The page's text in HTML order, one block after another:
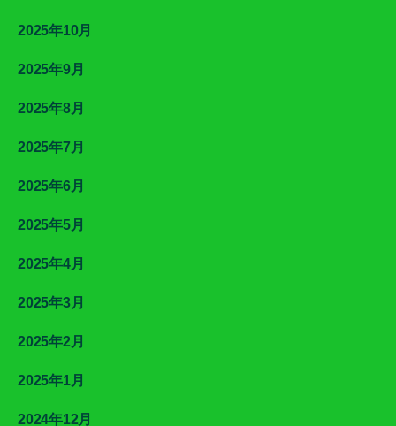
2025年10月
2025年9月
2025年8月
2025年7月
2025年6月
2025年5月
2025年4月
2025年3月
2025年2月
2025年1月
2024年12月